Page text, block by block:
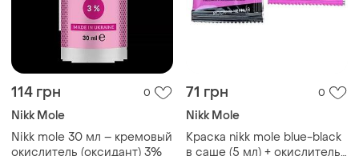
114 грн 0
Nikk Mole
Nikk mole 30 мл – кремовый
окислитель (оксидант) 3%
71 грн 0
Nikk Mole
Краска nikk mole blue-black
в саше (5 мл) + окислитель